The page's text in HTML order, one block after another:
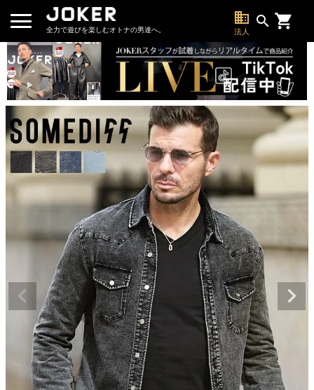
全力で遊びを楽しむオトナの男達へ。
business
法人
search